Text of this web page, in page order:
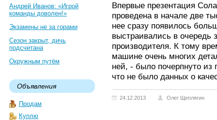
Андрей Иванов: «Игрой
команды доволен!»
Экзамены не за горами
Сезон закрыт, дичь
подсчитана
Окружным путём
Объявления
Продам
Куплю
Впервые презентация
проведена в начале две
нее сразу появилось
выстраивались в очередь
производителя. К тому
машине очень многих
ней, - было почерпнуто из
что не было данных о
24.12.2013 Олег Щеплягин